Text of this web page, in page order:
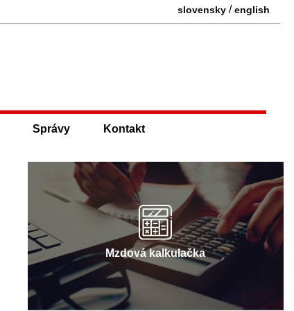
slovensky /english
Správy Kontakt
Mzdová kalkulačka